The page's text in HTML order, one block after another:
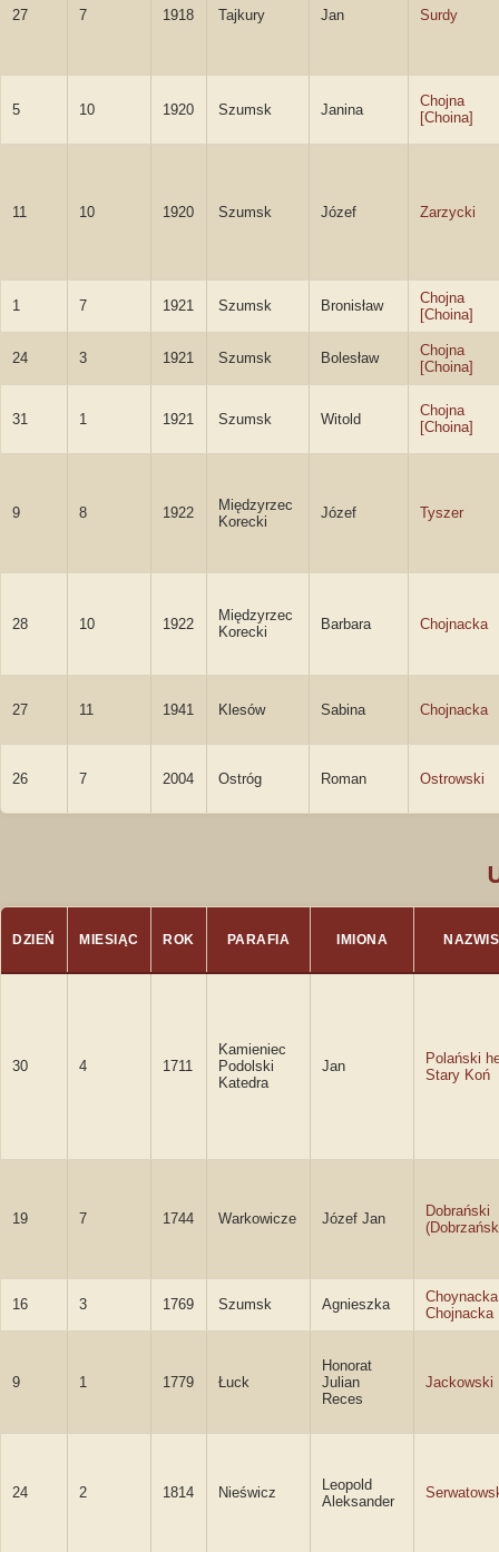
27 7 1918 Tajkury Jan Surdy
5 10 1920 Szumsk Janina
Chojna
[Choina]
11 10 1920 Szumsk Józef Zarzycki
1 7 1921 Szumsk Bronisław
Chojna
[Choina]
24 3 1921 Szumsk Bolesław
Chojna
[Choina]
31 1 1921 Szumsk Witold
Chojna
[Choina]
9 8 1922
Międzyrzec
Korecki
Józef Tyszer
28 10 1922
Międzyrzec
Korecki
Barbara Chojnacka
27 11 1941 Klesów Sabina Chojnacka
26 7 2004 Ostróg Roman Ostrowski
DZIEŃ MIESIĄC ROK PARAFIA IMIONA
30 4 1711
Kamieniec
Podolski
Katedra
Jan
Polański
Stary Koń
19 7 1744 Warkowicze Józef Jan
Dobrański
16 3 1769 Szumsk Agnieszka
Choynacka
Chojnacka
9 1 1779 Łuck
Honorat
Julian
Reces
Jackowski
24 2 1814 Nieświcz
Leopold
Aleksander